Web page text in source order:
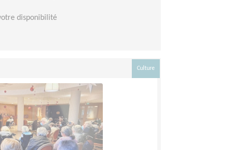
disponibilité
Culture